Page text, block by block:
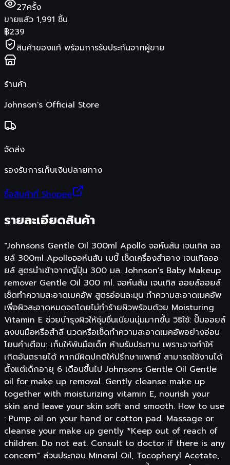
27ครั้ง
ขายแล้ว 1,991 ชิ้น
฿239
สินค้าของแท้ พร้อมการรับประกันจากผู้ขาย
ร้านค้า
Johnson's Official Store
จัดส่ง
รองรับการเก็บเงินปลายทาง
ซื้อสินค้าที่ Shopee
รายละเอียดสินค้า
"Johnsons Gentle Oil 300ml Apollo จอห์นสัน เจนเทิล ออ
ยล์ 300ml Apolloจอห์นสัน เบบี้ เช็ดเครื่องสำอาง เจนเทิลออ
ยล์ สูตรนำเข้าจากญี่ปุ่น 300 มล. Johnson's Baby Makeup
remover Gentle Oil 300 ml. จอห์นสัน เจนเทิล ออยล์ออยล์
เช็ดทำความสะอาดเมคอัพ สูตรอ่อนละมุน ทำความสะอาดเมคอัพ
เพื่อผิวสะอาดหมดจดโดยไม่ทำร้ายผิวพร้อมด้วย Moisturing
Vitamin E ช่วยบำรุงผิวให้ชุ่มชื่นเนียนนุ่มมากขึ้น วิธิใช้: ปั๊มออยล์
ลงบนมือหรือสำลี นวดหรือเช็ดทำความสะอาดเมคอัพอย่างอ่อน
โยนคำเตือน: เก็บให้พ้นมือเด็ก ห้ามรับประทาน เพราะอาจทำให้
เกิดอันตรายได้ หากมีผิดปกติให้ปรึกษาแพทย์ สามารถใช้งานได้
ตั้งแต่เด็กอายุ 6 เดือนขึ้นไป Johnsons Gentle Oil Gentle
oil for make up removal. Gently cleanse make up
together with moisturizing vitamin E, nourish your
skin and leave your skin soft and smooth. How to use
: Pump oil on your hand or cotton pad. Massage or
cleanse your make up gently *Keep out of reach of
children. Do not eat. Consult to doctor if there is any
concern" ส่วนประกอบ Mineral Oil, Tocopheryl Acetate,